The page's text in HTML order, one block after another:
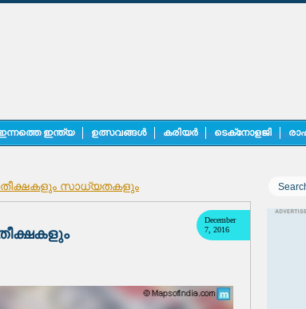
ഇന്ത്യ ഉത്സവങ്ങൾ കരിയർ ടെക്‌നോളജി
സാധ്യതകളും
December
7, 2016